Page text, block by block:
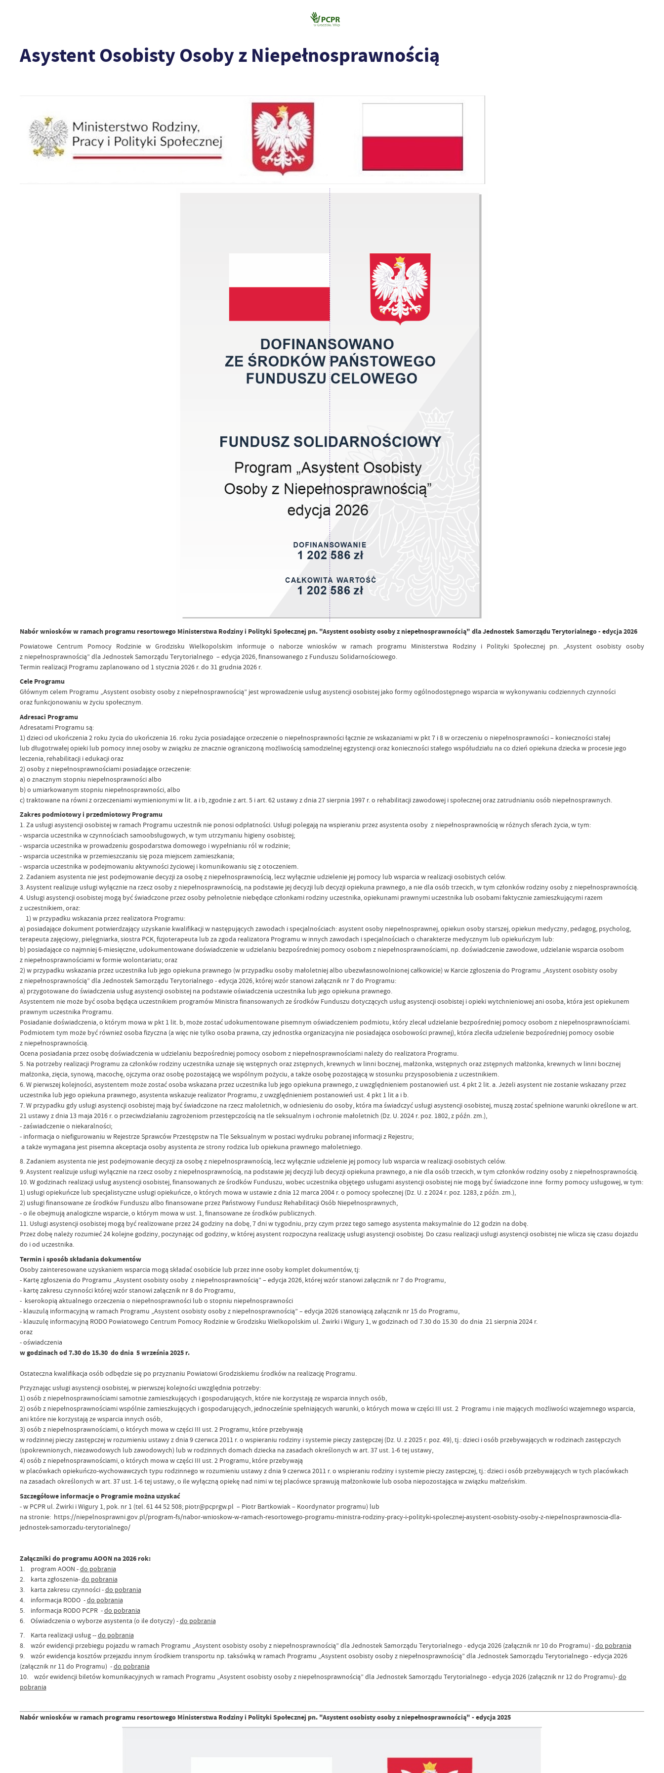
Asystent Osobisty Osoby z Niepełnosprawnością
Nabór wniosków w ramach programu resortowego Ministerstwa Rodziny i Polityki Społecznej pn. "Asystent osobisty osoby z niepełnosprawnością" dla Jednostek Samorządu Terytorialnego - edycja 2026
Powiatowe Centrum Pomocy Rodzinie w Grodzisku Wielkopolskim informuje o naborze wniosków w ramach programu Ministerstwa Rodziny i Polityki Społecznej pn. „Asystent osobisty osoby
z niepełnosprawnością” dla Jednostek Samorządu Terytorialnego – edycja 2026, finansowanego z Funduszu Solidarnościowego.
Termin realizacji Programu zaplanowano od 1 stycznia 2026 r. do 31 grudnia 2026 r.
Cele Programu
Głównym celem Programu „Asystent osobisty osoby z niepełnosprawnością” jest wprowadzenie usług asystencji osobistej jako formy ogólnodostępnego wsparcia w wykonywaniu codziennych czynności
oraz funkcjonowaniu w życiu społecznym.
Adresaci Programu
Adresatami Programu są:
1) dzieci od ukończenia 2 roku życia do ukończenia 16. roku życia posiadające orzeczenie o niepełnosprawności łącznie ze wskazaniami w pkt 7 i 8 w orzeczeniu o niepełnosprawności – konieczności stałej
lub długotrwałej opieki lub pomocy innej osoby w związku ze znacznie ograniczoną możliwością samodzielnej egzystencji oraz konieczności stałego współudziału na co dzień opiekuna dziecka w procesie jego
leczenia, rehabilitacji i edukacji oraz
2) osoby z niepełnosprawnościami posiadające orzeczenie:
a) o znacznym stopniu niepełnosprawności albo
b) o umiarkowanym stopniu niepełnosprawności, albo
c) traktowane na równi z orzeczeniami wymienionymi w lit. a i b, zgodnie z art. 5 i art. 62 ustawy z dnia 27 sierpnia 1997 r. o rehabilitacji zawodowej i społecznej oraz zatrudnianiu osób niepełnosprawnych.
Zakres podmiotowy i przedmiotowy Programu
1. Za usługi asystencji osobistej w ramach Programu uczestnik nie ponosi odpłatności. Usługi polegają na wspieraniu przez asystenta osoby z niepełnosprawnością w różnych sferach życia, w tym:
- wsparcia uczestnika w czynnościach samoobsługowych, w tym utrzymaniu higieny osobistej;
- wsparcia uczestnika w prowadzeniu gospodarstwa domowego i wypełnianiu ról w rodzinie;
- wsparcia uczestnika w przemieszczaniu się poza miejscem zamieszkania;
- wsparcia uczestnika w podejmowaniu aktywności życiowej i komunikowaniu się z otoczeniem.
2. Zadaniem asystenta nie jest podejmowanie decyzji za osobę z niepełnosprawnością, lecz wyłącznie udzielenie jej pomocy lub wsparcia w realizacji osobistych celów.
3. Asystent realizuje usługi wyłącznie na rzecz osoby z niepełnosprawnością, na podstawie jej decyzji lub decyzji opiekuna prawnego, a nie dla osób trzecich, w tym członków rodziny osoby z niepełnosprawnością.
4. Usługi asystencji osobistej mogą być świadczone przez osoby pełnoletnie niebędące członkami rodziny uczestnika, opiekunami prawnymi uczestnika lub osobami faktycznie zamieszkującymi razem
z uczestnikiem, oraz:
1) w przypadku wskazania przez realizatora Programu:
a) posiadające dokument potwierdzający uzyskanie kwalifikacji w następujących zawodach i specjalnościach: asystent osoby niepełnosprawnej, opiekun osoby starszej, opiekun medyczny, pedagog, psycholog,
terapeuta zajęciowy, pielęgniarka, siostra PCK, fizjoterapeuta lub za zgoda realizatora Programu w innych zawodach i specjalnościach o charakterze medycznym lub opiekuńczym lub:
b) posiadające co najmniej 6-miesięczne, udokumentowane doświadczenie w udzielaniu bezpośredniej pomocy osobom z niepełnosprawnościami, np. doświadczenie zawodowe, udzielanie wsparcia osobom
z niepełnosprawnościami w formie wolontariatu; oraz
2) w przypadku wskazania przez uczestnika lub jego opiekuna prawnego (w przypadku osoby małoletniej albo ubezwłasnowolnionej całkowicie) w Karcie zgłoszenia do Programu „Asystent osobisty osoby
z niepełnosprawnością” dla Jednostek Samorządu Terytorialnego - edycja 2026, której wzór stanowi załącznik nr 7 do Programu:
a) przygotowane do świadczenia usług asystencji osobistej na podstawie oświadczenia uczestnika lub jego opiekuna prawnego.
Asystentem nie może być osoba będąca uczestnikiem programów Ministra finansowanych ze środków Funduszu dotyczących usług asystencji osobistej i opieki wytchnieniowej ani osoba, która jest opiekunem
prawnym uczestnika Programu.
Posiadanie doświadczenia, o którym mowa w pkt 1 lit. b, może zostać udokumentowane pisemnym oświadczeniem podmiotu, który zlecał udzielanie bezpośredniej pomocy osobom z niepełnosprawnościami.
Podmiotem tym może być również osoba fizyczna (a więc nie tylko osoba prawna, czy jednostka organizacyjna nie posiadająca osobowości prawnej), która zleciła udzielenie bezpośredniej pomocy osobie
z niepełnosprawnością.
Ocena posiadania przez osobę doświadczenia w udzielaniu bezpośredniej pomocy osobom z niepełnosprawnościami należy do realizatora Programu.
5. Na potrzeby realizacji Programu za członków rodziny uczestnika uznaje się wstępnych oraz zstępnych, krewnych w linni bocznej, małżonka, wstępnych oraz zstępnych małżonka, krewnych w linni bocznej
małżonka, zięcia, synową, macochę, ojczyma oraz osobę pozostającą we wspólnym pożyciu, a także osobę pozostającą w stosunku przysposobienia z uczestnikiem.
6. W pierwszej kolejności, asystentem może zostać osoba wskazana przez uczestnika lub jego opiekuna prawnego, z uwzględnieniem postanowień ust. 4 pkt 2 lit. a. Jeżeli asystent nie zostanie wskazany przez
uczestnika lub jego opiekuna prawnego, asystenta wskazuje realizator Programu, z uwzględnieniem postanowień ust. 4 pkt 1 lit a i b.
7. W przypadku gdy usługi asystencji osobistej mają być świadczone na rzecz małoletnich, w odniesieniu do osoby, która ma świadczyć usługi asystencji osobistej, muszą zostać spełnione warunki określone w art.
21 ustawy z dnia 13 maja 2016 r. o przeciwdziałaniu zagrożeniom przestępczością na tle seksualnym i ochronie małoletnich (Dz. U. 2024 r. poz. 1802, z późn. zm.),
- zaświadczenie o niekaralności;
- informacja o niefigurowaniu w Rejestrze Sprawców Przestępstw na Tle Seksualnym w postaci wydruku pobranej informacji z Rejestru;
a także wymagana jest pisemna akceptacja osoby asystenta ze strony rodzica lub opiekuna prawnego małoletniego.
8. Zadaniem asystenta nie jest podejmowanie decyzji za osobę z niepełnosprawnością, lecz wyłącznie udzielenie jej pomocy lub wsparcia w realizacji osobistych celów.
9. Asystent realizuje usługi wyłącznie na rzecz osoby z niepełnosprawnością, na podstawie jej decyzji lub decyzji opiekuna prawnego, a nie dla osób trzecich, w tym członków rodziny osoby z niepełnosprawnością.
10. W godzinach realizacji usług asystencji osobistej, finansowanych ze środków Funduszu, wobec uczestnika objętego usługami asystencji osobistej nie mogą być świadczone inne formy pomocy usługowej, w tym:
1) usługi opiekuńcze lub specjalistyczne usługi opiekuńcze, o których mowa w ustawie z dnia 12 marca 2004 r. o pomocy społecznej (Dz. U. z 2024 r. poz. 1283, z późn. zm.),
2) usługi finansowane ze środków Funduszu albo finansowane przez Państwowy Fundusz Rehabilitacji Osób Niepełnosprawnych,
- o ile obejmują analogiczne wsparcie, o którym mowa w ust. 1, finansowane ze środków publicznych.
11. Usługi asystencji osobistej mogą być realizowane przez 24 godziny na dobę, 7 dni w tygodniu, przy czym przez tego samego asystenta maksymalnie do 12 godzin na dobę.
Przez dobę należy rozumieć 24 kolejne godziny, poczynając od godziny, w której asystent rozpoczyna realizację usługi asystencji osobistej. Do czasu realizacji usługi asystencji osobistej nie wlicza się czasu dojazdu
do i od uczestnika.
Termin i sposób składania dokumentów
Osoby zainteresowane uzyskaniem wsparcia mogą składać osobiście lub przez inne osoby komplet dokumentów, tj:
- Kartę zgłoszenia do Programu „Asystent osobisty osoby z niepełnosprawnością” – edycja 2026, której wzór stanowi załącznik nr 7 do Programu,
- kartę zakresu czynności której wzór stanowi załącznik nr 8 do Programu,
- kserokopią aktualnego orzeczenia o niepełnosprawności lub o stopniu niepełnosprawności
- klauzulą informacyjną w ramach Programu „Asystent osobisty osoby z niepełnosprawnością” – edycja 2026 stanowiącą załącznik nr 15 do Programu,
- klauzulę informacyjną RODO Powiatowego Centrum Pomocy Rodzinie w Grodzisku Wielkopolskim ul. Żwirki i Wigury 1, w godzinach od 7.30 do 15.30 do dnia 21 sierpnia 2024 r.
oraz
- oświadczenia
w godzinach od 7.30 do 15.30 do dnia 5 września 2025 r.
Ostateczna kwalifikacja osób odbędzie się po przyznaniu Powiatowi Grodziskiemu środków na realizację Programu.
Przyznając usługi asystencji osobistej, w pierwszej kolejności uwzględnia potrzeby:
1) osób z niepełnosprawnościami samotnie zamieszkujących i gospodarujących, które nie korzystają ze wsparcia innych osób,
2) osób z niepełnosprawnościami wspólnie zamieszkujących i gospodarujących, jednocześnie spełniających warunki, o których mowa w części III ust. 2 Programu i nie mających możliwości wzajemnego wsparcia,
ani które nie korzystają ze wsparcia innych osób,
3) osób z niepełnosprawnościami, o których mowa w części III ust. 2 Programu, które przebywają
w rodzinnej pieczy zastępczej w rozumieniu ustawy z dnia 9 czerwca 2011 r. o wspieraniu rodziny i systemie pieczy zastępczej (Dz. U. z 2025 r. poz. 49), tj.: dzieci i osób przebywających w rodzinach zastępczych
(spokrewnionych, niezawodowych lub zawodowych) lub w rodzinnych domach dziecka na zasadach określonych w art. 37 ust. 1-6 tej ustawy,
4) osób z niepełnosprawnościami, o których mowa w części III ust. 2 Programu, które przebywają
w placówkach opiekuńczo-wychowawczych typu rodzinnego w rozumieniu ustawy z dnia 9 czerwca 2011 r. o wspieraniu rodziny i systemie pieczy zastępczej, tj.: dzieci i osób przebywających w tych placówkach
na zasadach określonych w art. 37 ust. 1-6 tej ustawy, o ile wyłączną opiekę nad nimi w tej placówce sprawują małżonkowie lub osoba niepozostająca w związku małżeńskim.
Szczegółowe informacje o Programie można uzyskać
- w PCPR ul. Żwirki i Wigury 1, pok. nr 1 (tel. 61 44 52 508; piotr@pcprgw.pl – Piotr Bartkowiak – Koordynator programu) lub
na stronie: https://niepelnosprawni.gov.pl/program-fs/nabor-wnioskow-w-ramach-resortowego-programu-ministra-rodziny-pracy-i-polityki-spolecznej-asystent-osobisty-osoby-z-niepelnosprawnoscia-dla-
jednostek-samorzadu-terytorialnego/
Załączniki do programu AOON na 2026 rok:
1. program AOON -do pobrania
2. karta zgłoszenia-do pobrania
3. karta zakresu czynności -do pobrania
4. informacja RODO -do pobrania
5. informacja RODO PCPR -do pobrania
6. Oświadczenia o wyborze asystenta (o ile dotyczy) -do pobrania
7. Karta realizacji usług --do pobrania
8. wzór ewidencji przebiegu pojazdu w ramach Programu „Asystent osobisty osoby z niepełnosprawnością” dla Jednostek Samorządu Terytorialnego - edycja 2026 (załącznik nr 10 do Programu) -do pobrania
9. wzór ewidencja kosztów przejazdu innym środkiem transportu np. taksówką w ramach Programu „Asystent osobisty osoby z niepełnosprawnością” dla Jednostek Samorządu Terytorialnego - edycja 2026
(załącznik nr 11 do Programu) -do pobrania
10. wzór ewidencji biletów komunikacyjnych w ramach Programu „Asystent osobisty osoby z niepełnosprawnością” dla Jednostek Samorządu Terytorialnego - edycja 2026 (załącznik nr 12 do Programu)-do
pobrania
Nabór wniosków w ramach programu resortowego Ministerstwa Rodziny i Polityki Społecznej pn. "Asystent osobisty osoby z niepełnosprawnością" - edycja 2025